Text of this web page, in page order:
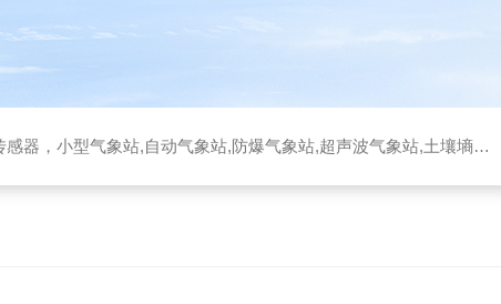
气象站,自动气象站,防爆气象站,超声波气象站,土壤墒情监测站,便携气象站